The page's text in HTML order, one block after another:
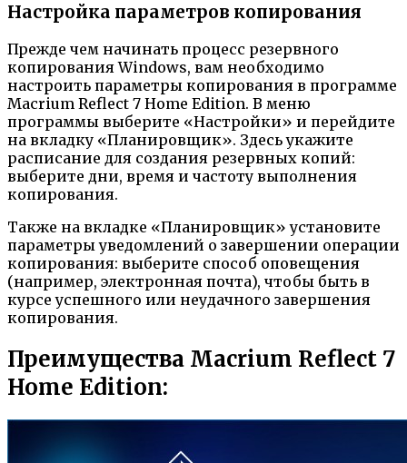
Настройка параметров копирования
Прежде чем начинать процесс резервного
копирования Windows, вам необходимо
настроить параметры копирования в программе
Macrium Reflect 7 Home Edition. В меню
программы выберите «Настройки» и перейдите
на вкладку «Планировщик». Здесь укажите
расписание для создания резервных копий:
выберите дни, время и частоту выполнения
копирования.
Также на вкладке «Планировщик» установите
параметры уведомлений о завершении операции
копирования: выберите способ оповещения
(например, электронная почта), чтобы быть в
курсе успешного или неудачного завершения
копирования.
Преимущества Macrium Reflect 7
Home Edition: